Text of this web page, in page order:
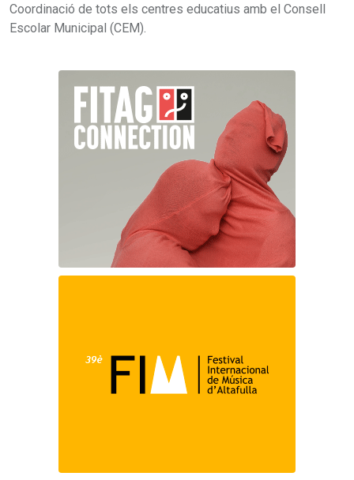
Coordinació de tots els centres educatius amb el Consell
Escolar Municipal (CEM).